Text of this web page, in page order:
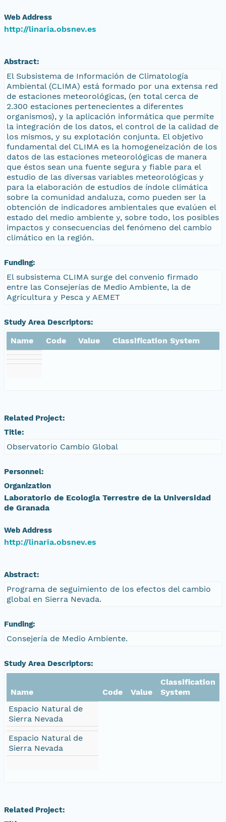
Web Address
http://linaria.obsnev.es
Abstract:
El Subsistema de Información de Climatología
Ambiental (CLIMA) está formado por una extensa red
de estaciones meteorológicas, (en total cerca de
2.300 estaciones pertenecientes a diferentes
organismos), y la aplicación informática que permite
la integración de los datos, el control de la calidad de
los mismos, y su explotación conjunta. El objetivo
fundamental del CLIMA es la homogeneización de los
datos de las estaciones meteorológicas de manera
que éstos sean una fuente segura y fiable para el
estudio de las diversas variables meteorológicas y
para la elaboración de estudios de índole climática
sobre la comunidad andaluza, como pueden ser la
obtención de indicadores ambientales que evalúen el
estado del medio ambiente y, sobre todo, los posibles
impactos y consecuencias del fenómeno del cambio
climático en la región.
Funding:
El subsistema CLIMA surge del convenio firmado
entre las Consejerías de Medio Ambiente, la de
Agricultura y Pesca y AEMET
Study Area Descriptors:
Name Code Value Classification System
Related Project:
Title:
Observatorio Cambio Global
Personnel:
Organization
Laboratorio de Ecologia Terrestre de la Universidad
de Granada
Web Address
http://linaria.obsnev.es
Abstract:
Programa de seguimiento de los efectos del cambio
global en Sierra Nevada.
Funding:
Consejería de Medio Ambiente.
Study Area Descriptors:
Name Code Value
Classification
System
Espacio Natural de
Sierra Nevada
Espacio Natural de
Sierra Nevada
Related Project: